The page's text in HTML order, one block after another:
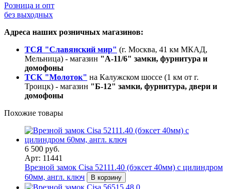
Розница и опт
без выходных
Адреса наших розничных магазинов:
ТСЯ "Славянский мир" (г. Москва, 41 км МКАД,
Мельница) - магазин "А-11/6" замки, фурнитура и
домофоны
ТСК "Молоток" на Калужском шоссе (1 км от г.
Троицк) - магазин "Б-12" замки, фурнитура, двери и
домофоны
Похожие товары
6 500 руб.
Арт: 11441
Врезной замок Cisa 52111.40 (бэксет 40мм) с цилиндром
60мм, англ. ключ
В корзину